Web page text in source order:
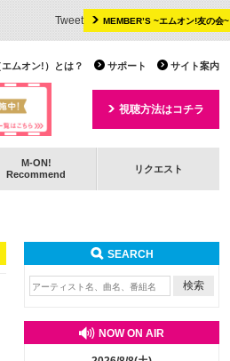
MEMBER’S ~エムオン!友の会~
Tweet
サイト案内
サポート
ムオン!）とは？
視聴方法はコチラ
M-ON!
Recommend
リクエスト
SEARCH
NOW ON AIR